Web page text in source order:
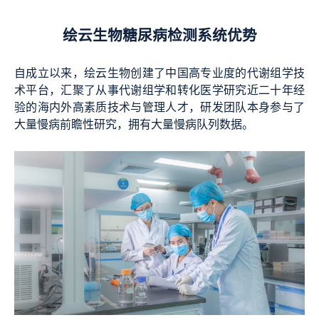
绘云生物糖尿病检测系统优势
自成立以来，绘云生物创建了中国高专业度的代谢组学技
术平台，汇聚了从事代谢组学和转化医学研究近二十年经
验的海内外高素质技术与管理人才，研发团队本身参与了
大量慢病前瞻性研究，拥有大量慢病队列数据。